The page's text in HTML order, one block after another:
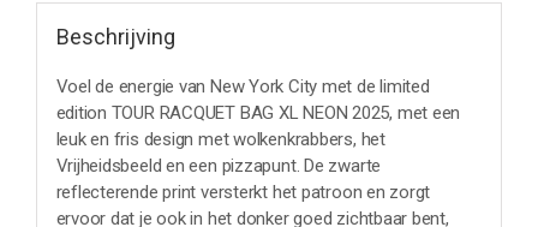
Beschrijving
Voel de energie van New York City met de limited
edition TOUR RACQUET BAG XL NEON 2025, met een
leuk en fris design met wolkenkrabbers, het
Vrijheidsbeeld en een pizzapunt. De zwarte
reflecterende print versterkt het patroon en zorgt
ervoor dat je ook in het donker goed zichtbaar bent,